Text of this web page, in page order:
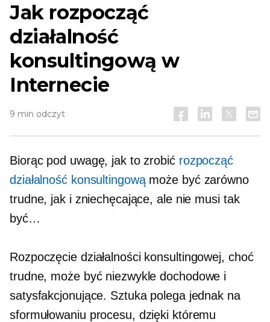
Jak rozpocząć
działalność
konsultingową w
Internecie
9 min odczyt
Biorąc pod uwagę, jak to zrobić rozpocząć
działalność konsultingowąmoże być zarówno
trudne, jak i zniechęcające, ale nie musi tak
być…
Rozpoczęcie działalności konsultingowej, choć
trudne, może być niezwykle dochodowe i
satysfakcjonujące. Sztuka polega jednak na
sformułowaniu procesu, dzięki któremu